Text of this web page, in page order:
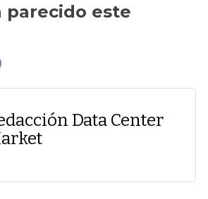
parecido este
Data Center